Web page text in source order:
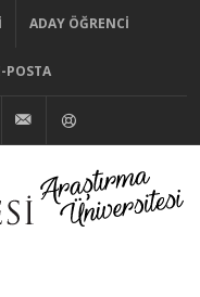
ADAY ÖĞRENCI
POSTA
+90 (322) 338 60 84
bilgi@cu.edu.tr